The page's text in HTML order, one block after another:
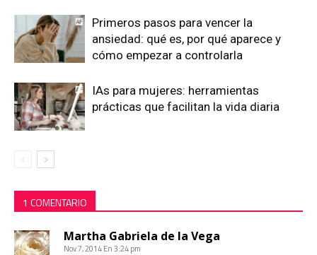
Primeros pasos para vencer la
ansiedad: qué es, por qué aparece y
cómo empezar a controlarla
IAs para mujeres: herramientas
prácticas que facilitan la vida diaria
1 COMENTARIO
Martha Gabriela de la Vega
Nov 7, 2014 En 3:24 pm